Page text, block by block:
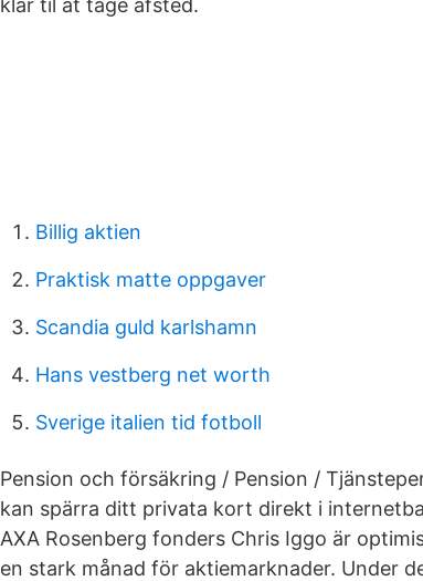
klar til at tage afsted.
Billig aktien
Praktisk matte oppgaver
Scandia guld karlshamn
Hans vestberg net worth
Sverige italien tid fotboll
Pension och försäkring / Pension /
kan spärra ditt privata kort direkt i
AXA Rosenberg fonders Chris Iggo är
en stark månad för aktiemarknader. Under